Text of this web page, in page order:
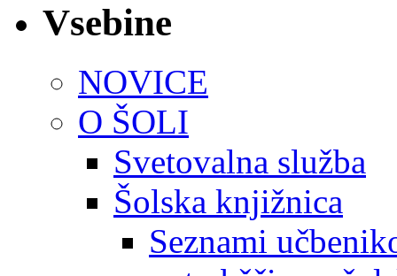
Vsebine
NOVICE
O ŠOLI
Svetovalna služba
Šolska knjižnica
Seznami